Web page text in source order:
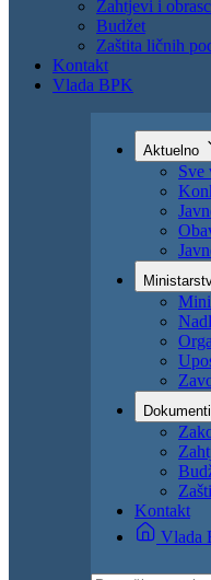
Dokumenti
Zakoni i propisi
Zahtjevi i obrasci
Budžet
Vlada BPK
Aktuelno
Sve
Dokumenti
Kontakt